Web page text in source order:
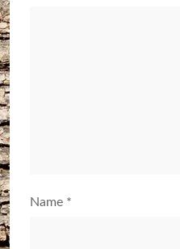
Name *